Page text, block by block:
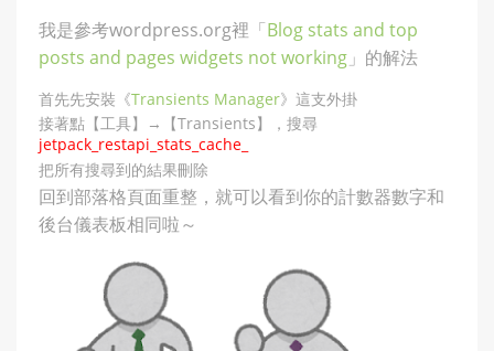
我是參考wordpress.org裡「Blog stats and top
posts and pages widgets not working 」的解法
首先先安裝《Transients Manager》這支外掛
接著點【工具】→【Transients】，搜尋
jetpack_restapi_stats_cache_
把所有搜尋到的結果刪除
回到部落格頁面重整，就可以看到你的計數器數字和
後台儀表板相同啦～